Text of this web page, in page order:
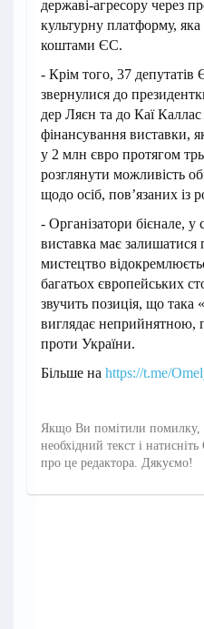
державі-агресору через
культурну платформу, яка
коштами ЄС.
- Крім того, 37 депутатів
звернулися до
дер Ляєн та до Каї
фінансування виставки,
у 2 млн євро протягом
розглянути можливість
щодо осіб, пов’язаних із
- Організатори бієнале,
виставка має залишатися
мистецтво
багатьох європейських
звучить позиція, що така
виглядає неприйнятною,
проти України.
Більше на https://t.me/
Якщо Ви помітили помилку,
необхідний текст і
про це редактора. Дякуємо!